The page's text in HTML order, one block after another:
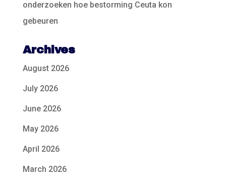
onderzoeken hoe bestorming Ceuta kon
gebeuren
Archives
August 2026
July 2026
June 2026
May 2026
April 2026
March 2026